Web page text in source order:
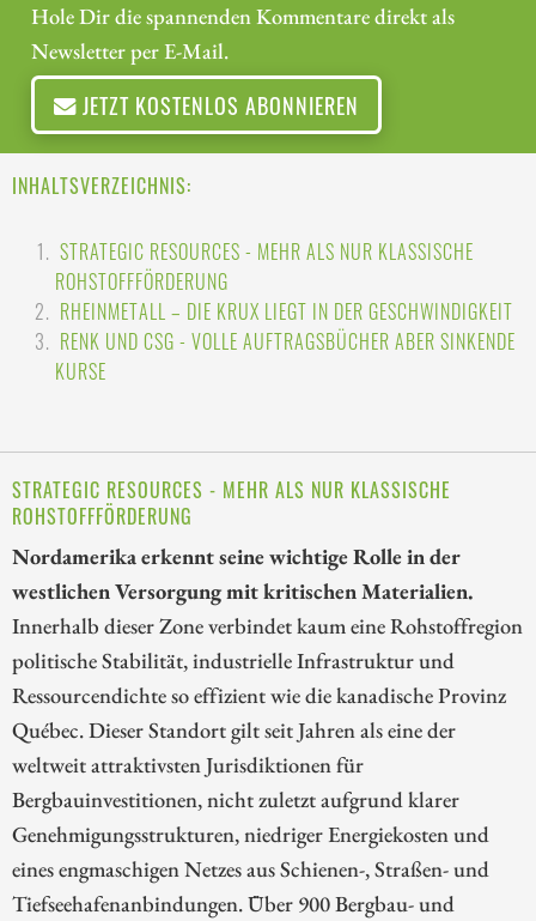
Hole Dir die spannenden Kommentare direkt als
Newsletter per E-Mail.
JETZT KOSTENLOS ABONNIEREN
INHALTSVERZEICHNIS:
STRATEGIC RESOURCES - MEHR ALS NUR KLASSISCHE
ROHSTOFFFÖRDERUNG
RHEINMETALL – DIE KRUX LIEGT IN DER GESCHWINDIGKEIT
RENK UND CSG - VOLLE AUFTRAGSBÜCHER ABER SINKENDE
KURSE
STRATEGIC RESOURCES - MEHR ALS NUR KLASSISCHE
ROHSTOFFFÖRDERUNG
Nordamerika erkennt seine wichtige Rolle in der
westlichen Versorgung mit kritischen Materialien.
Innerhalb dieser Zone verbindet kaum eine Rohstoffregion
politische Stabilität, industrielle Infrastruktur und
Ressourcendichte so effizient wie die kanadische Provinz
Québec. Dieser Standort gilt seit Jahren als eine der
weltweit attraktivsten Jurisdiktionen für
Bergbauinvestitionen, nicht zuletzt aufgrund klarer
Genehmigungsstrukturen, niedriger Energiekosten und
eines engmaschigen Netzes aus Schienen-, Straßen- und
Tiefseehafenanbindungen. Über 900 Bergbau- und